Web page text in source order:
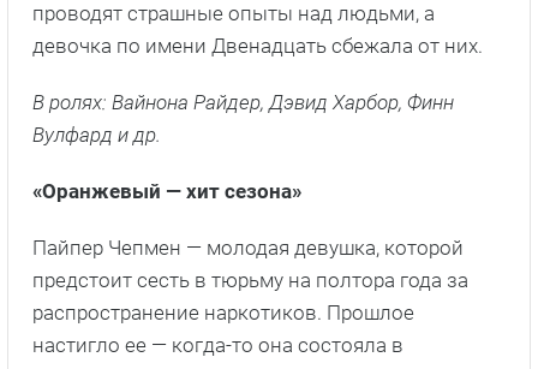
проводят страшные опыты над людьми, а
девочка по имени Двенадцать сбежала от них.
В ролях: Вайнона Райдер, Дэвид Харбор, Финн
Вулфард и др.
«Оранжевый — хит сезона»
Пайпер Чепмен — молодая девушка, которой
предстоит сесть в тюрьму на полтора года за
распространение наркотиков. Прошлое
настигло ее — когда-то она состояла в